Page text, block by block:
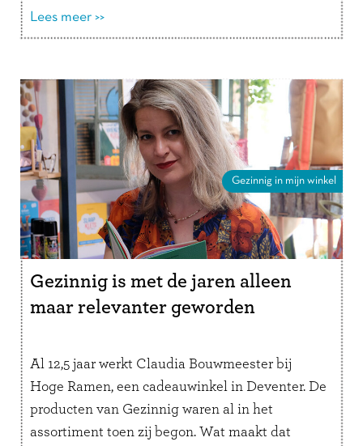
verder
Lees meer >>
Gezinnig in mijn winkel
Gezinnig is met de jaren alleen
maar relevanter geworden
Al 12,5 jaar werkt Claudia Bouwmeester bij
Hoge Ramen, een cadeauwinkel in Deventer. De
producten van Gezinnig waren al in het
assortiment toen zij begon. Wat maakt dat